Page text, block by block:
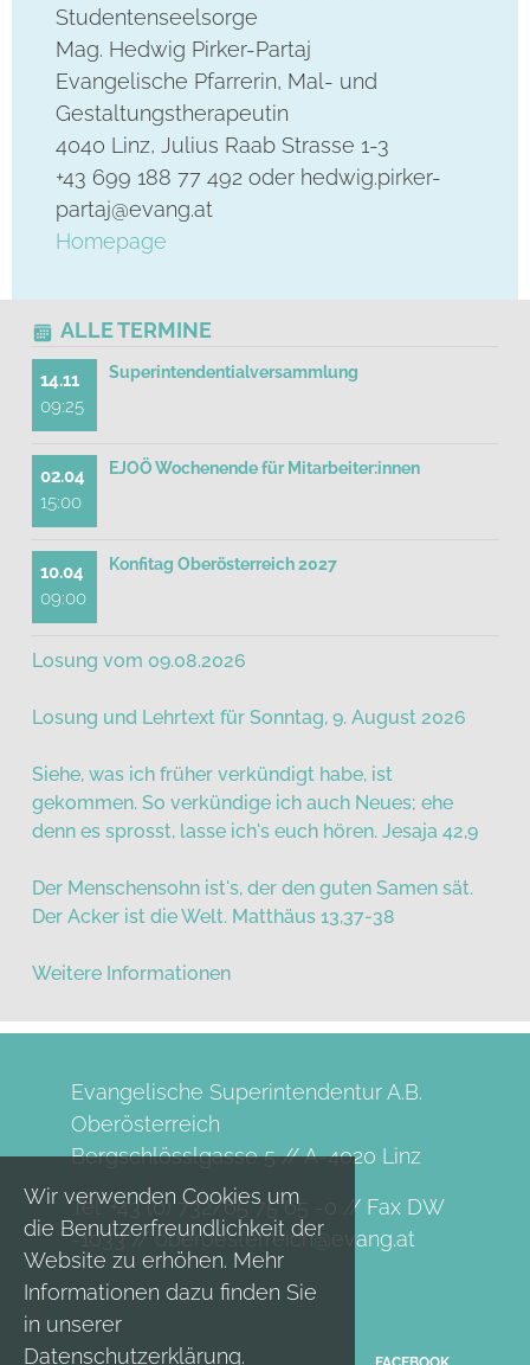
Wir verwenden Cookies um
die Benutzerfreundlichkeit der
Website zu erhöhen. Mehr
Informationen dazu finden Sie
in unserer
Datenschutzerklärung.
Studentenseelsorge
Mag. Hedwig Pirker-Partaj
Evangelische Pfarrerin, Mal- und
Gestaltungstherapeutin
4040 Linz, Julius Raab Strasse 1-3
+43 699 188 77 492 oder hedwig.pirker-
partaj@evang.at
Homepage
ALLE TERMINE
14.11
09:25
Superintendentialversammlung
02.04
15:00
EJOÖ Wochenende für Mitarbeiter:innen
10.04
09:00
Konfitag Oberösterreich 2027
Losung vom 09.08.2026
Losung und Lehrtext für Sonntag, 9. August 2026
Siehe, was ich früher verkündigt habe, ist
gekommen. So verkündige ich auch Neues; ehe
denn es sprosst, lasse ich's euch hören. Jesaja 42,9
Der Menschensohn ist's, der den guten Samen sät.
Der Acker ist die Welt. Matthäus 13,37-38
Weitere Informationen
Evangelische Superintendentur A.B.
Oberösterreich
Bergschlösslgasse 5 // A-4020 Linz
Tel. +43 (0) 732/65 75 65 -0 // Fax DW
-1033 //oberoesterreich@evang.at